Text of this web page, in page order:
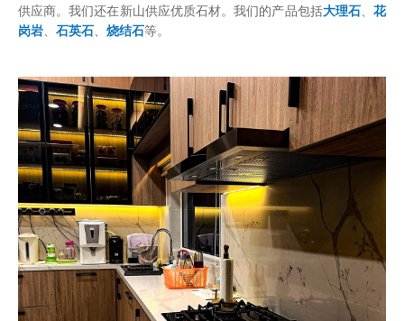
供应商。我们还在新山供应优质石材。我们的产品包括大理石、花
岗岩、 石英石、 烧结石等。